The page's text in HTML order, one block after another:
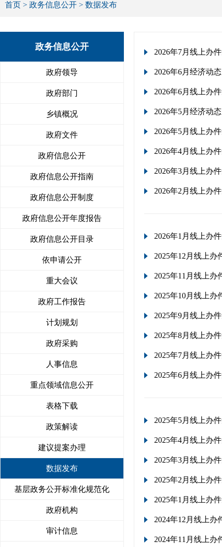
首页 > 政务信息公开 > 数据发布
政务信息公开
政府领导
政府部门
乡镇概况
政府文件
政府信息公开
政府信息公开指南
政府信息公开制度
政府信息公开年度报告
政府信息公开目录
依申请公开
重大会议
政府工作报告
计划规划
政府采购
人事信息
重点领域信息公开
表格下载
政策解读
建议提案办理
数据发布
基层政务公开标准化规范化
政府机构
审计信息
2026年7月线上办
2026年6月经济动态
2026年6月线上办
2026年5月经济动态
2026年5月线上办
2026年4月线上办
2026年3月线上办
2026年2月线上办
2026年1月线上办
2025年12月线上办
2025年11月线上办
2025年10月线上办
2025年9月线上办
2025年8月线上办
2025年7月线上办
2025年6月线上办
2025年5月线上办
2025年4月线上办
2025年3月线上办
2025年2月线上办
2025年1月线上办
2024年12月线上办
2024年11月线上办